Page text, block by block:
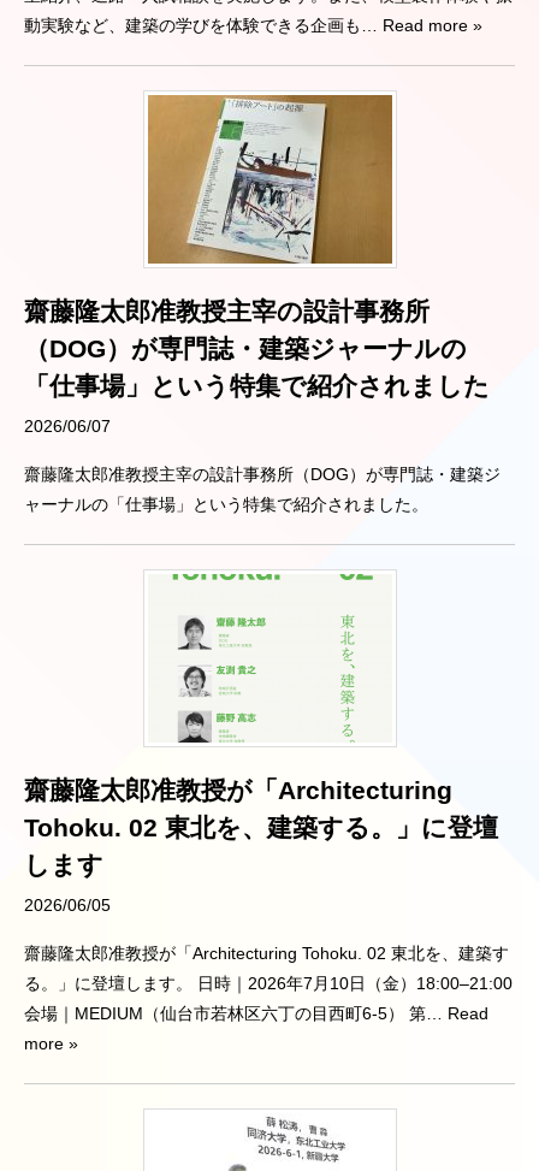
動実験など、建築の学びを体験できる企画も
… Read more »
齋藤隆太郎准教授主宰の設計事務所
（DOG）が専門誌・建築ジャーナルの
「仕事場」という特集で紹介されました
2026/06/07
齋藤隆太郎准教授主宰の設計事務所（DOG）が専門誌・建築ジ
ャーナルの「仕事場」という特集で紹介されました。
齋藤隆太郎准教授が「Architecturing
Tohoku. 02 東北を、建築する。」に登壇
します
2026/06/05
齋藤隆太郎准教授が「Architecturing Tohoku. 02 東北を、建築す
る。」に登壇します。 日時｜2026年7月10日（金）18:00–21:00
会場｜MEDIUM（仙台市若林区六丁の目西町6-5） 第 … Read
more »